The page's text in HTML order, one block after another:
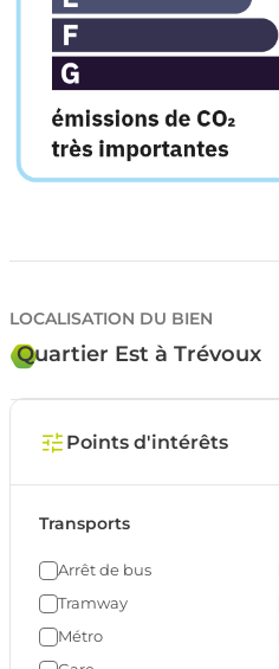
LOCALISATION DU BIEN
Quartier Est à Trévoux
Points d'intérêts
Transports
Arrêt de bus
Tramway
Métro